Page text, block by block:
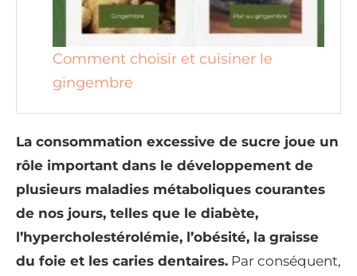
Comment choisir et cuisiner le
gingembre
La consommation excessive de sucre joue un
rôle important dans le développement de
plusieurs maladies métaboliques courantes
de nos jours, telles que le diabète,
l’hypercholestérolémie, l’obésité, la graisse
du foie et les caries dentaires. Par conséquent,